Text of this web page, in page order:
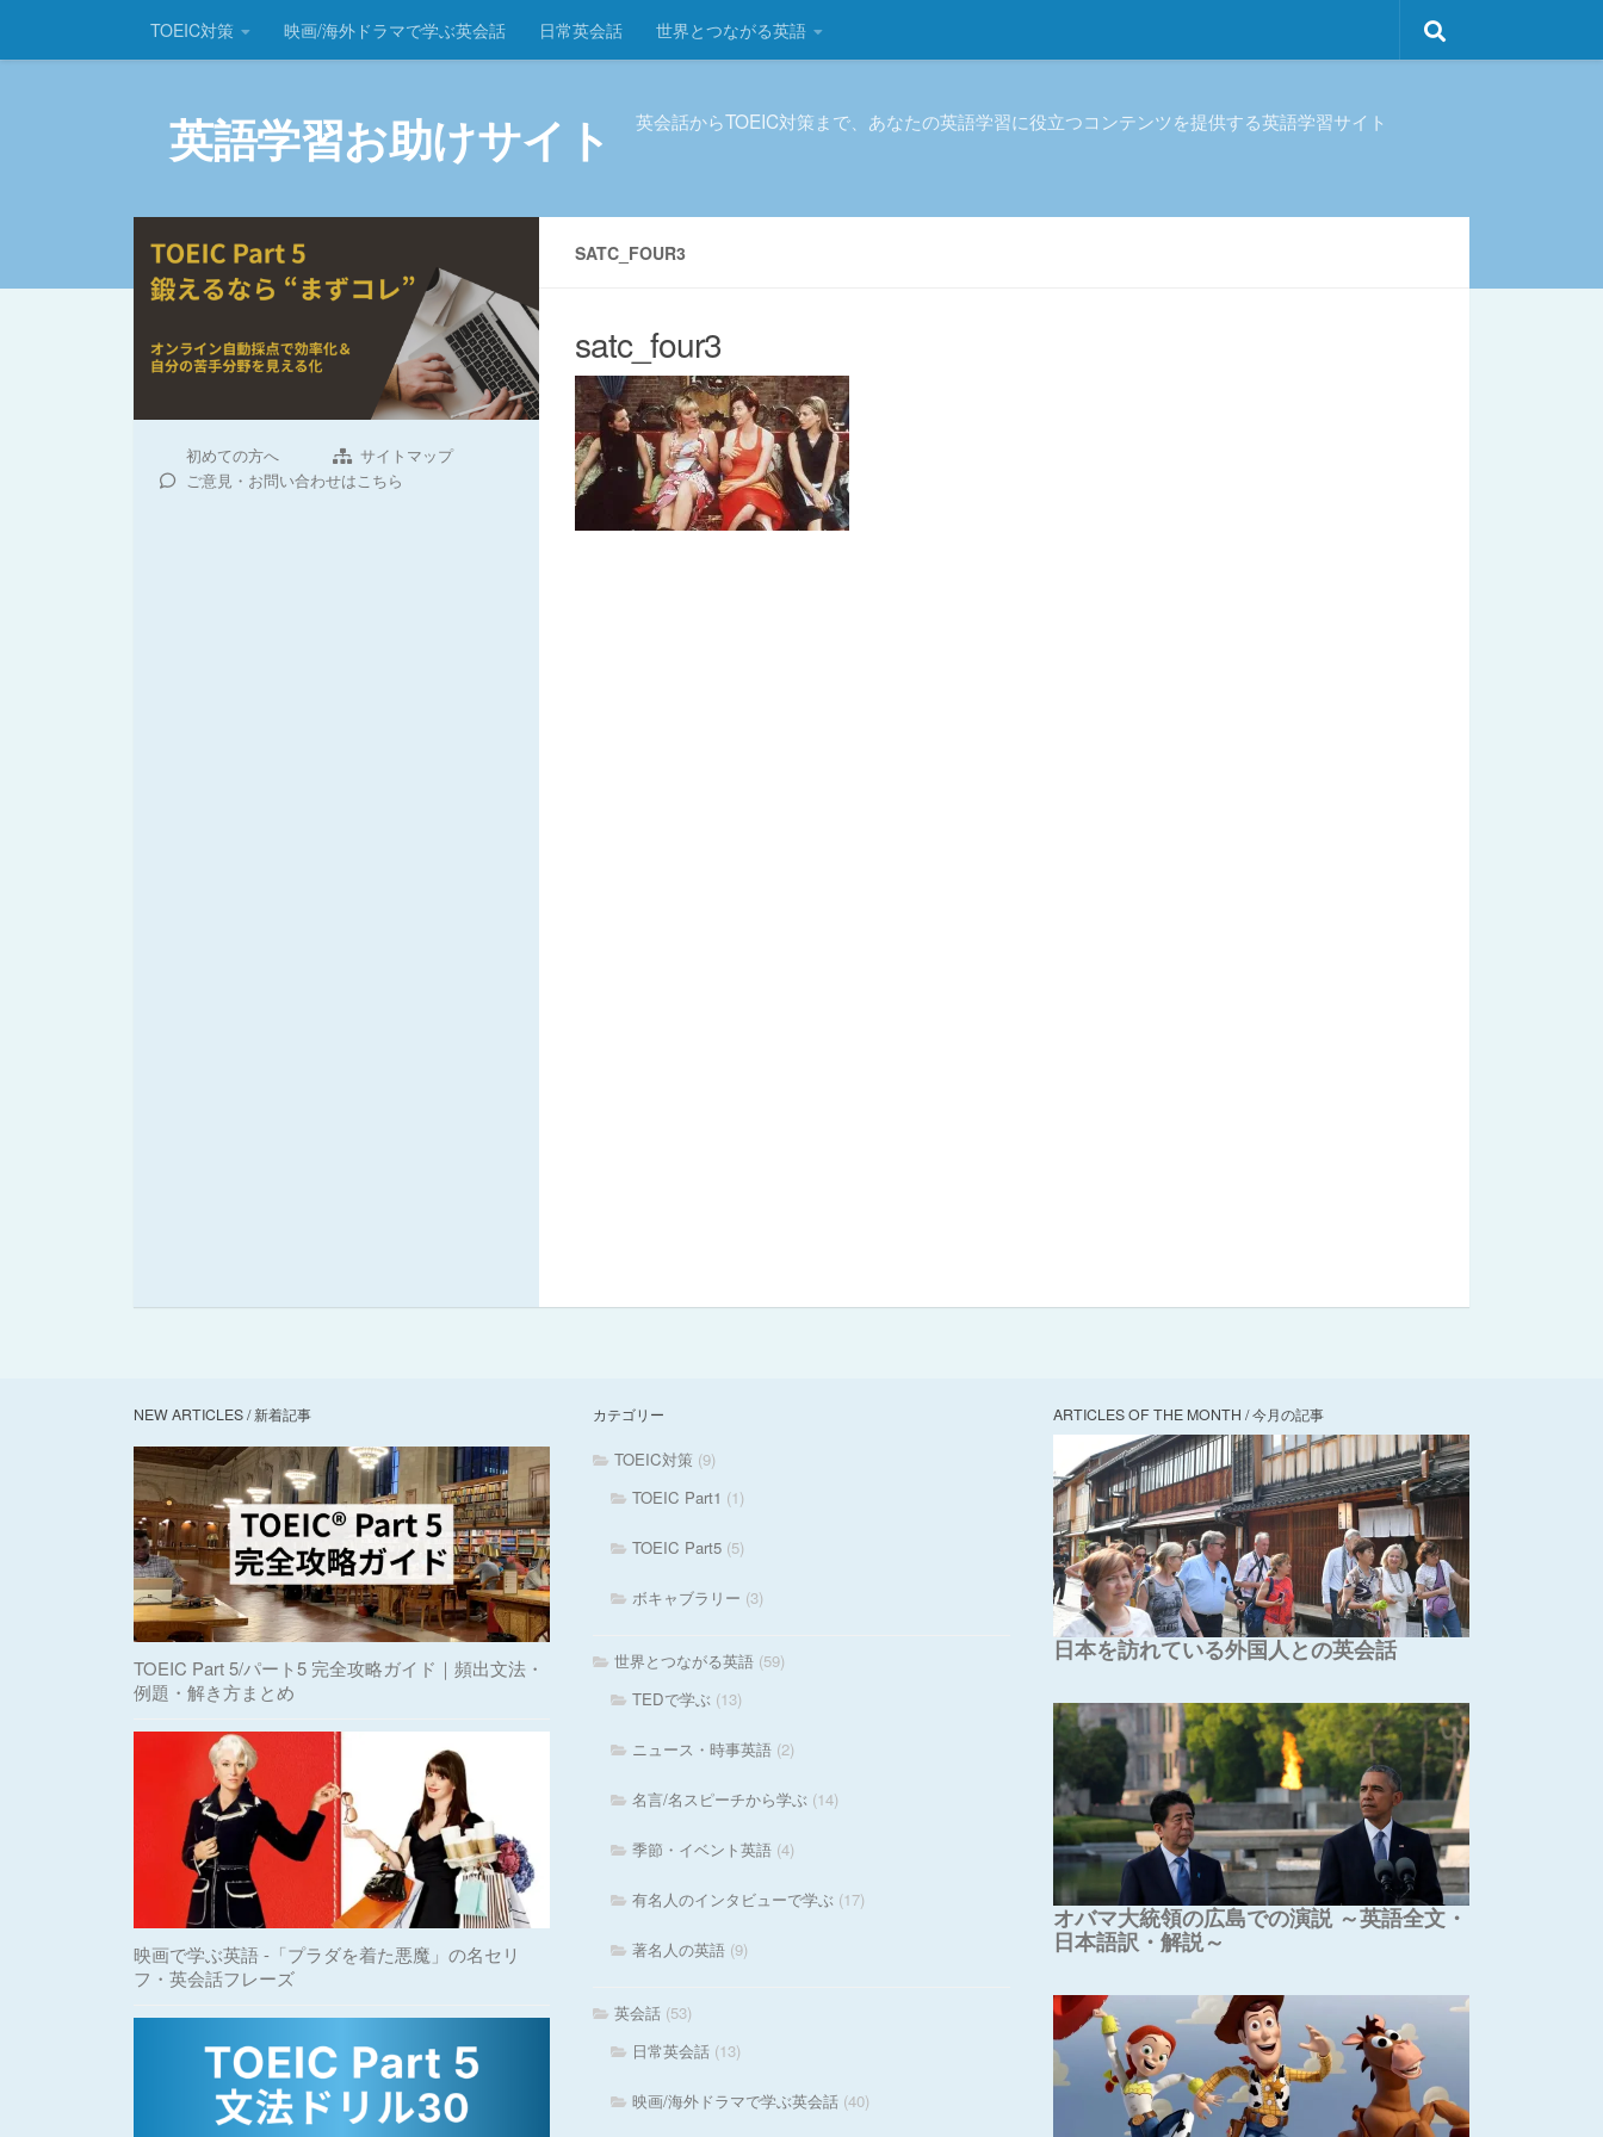
コンテンツへスキップ
TOEIC対策 映画/海外ドラマで学ぶ英会話 日常英会話 世界とつながる英語
英語学習お助けサイト 英会話からTOEIC対策まで、あなたの英語学習に役立つコンテンツを提供する英語学習サイト
SATC_FOUR3
satc_four3
初めての方へ
サイトマップ
ご意見・お問い合わせはこちら
NEW ARTICLES / 新着記事
TOEIC Part 5/パート5 完全攻略ガイド｜頻出文法・
例題・解き方まとめ
映画で学ぶ英語 -「プラダを着た悪魔」の名セリ
フ・英会話フレーズ
カテゴリー
TOEIC対策 (9)
TOEIC Part1 (1)
TOEIC Part5 (5)
ボキャブラリー (3)
世界とつながる英語 (59)
TEDで学ぶ (13)
ニュース・時事英語 (2)
名言/名スピーチから学ぶ (14)
季節・イベント英語 (4)
有名人のインタビューで学ぶ (17)
著名人の英語 (9)
英会話 (53)
日常英会話 (13)
映画/海外ドラマで学ぶ英会話 (40)
ARTICLES OF THE MONTH / 今月の記事
日本を訪れている外国人との英会話
オバマ大統領の広島での演説 ～英語全文・
日本語訳・解説～